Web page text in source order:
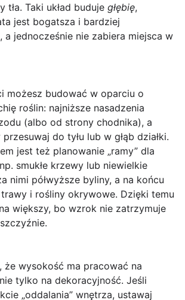
tła. Taki układ buduje głębię,
jest bogatsza i bardziej
a jednocześnie nie zabiera miejsca w
możesz budować w oparciu o
roślin: najniższe nasadzenia
(albo od strony chodnika), a
do tyłu lub w głąb działki.
jest też planowanie „ramy” dla
smukłe krzewy lub niewielkie
nimi półwyższe byliny, a na końcu
i rośliny okrywowe. Dzięki temu
większy, bo wzrok nie zatrzymuje
że wysokość ma pracować na
tylko na dekoracyjność. Jeśli
„oddalania” wnętrza, ustawaj